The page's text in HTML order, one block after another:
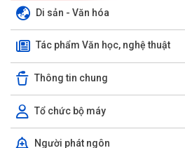
Di sản - Văn hóa
Tác phẩm Văn học, nghệ thuật
Thông tin chung
Tổ chức bộ máy
Người phát ngôn